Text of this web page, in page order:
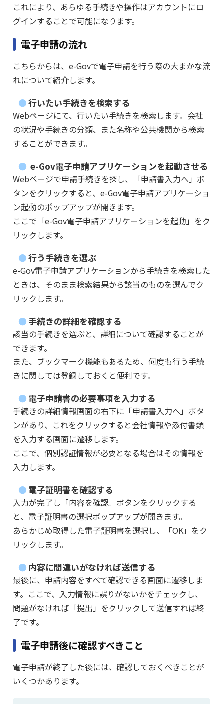
これにより、あらゆる手続きや操作はアカウントにロ
グインすることで可能になります。
電子申請の流れ
こちらからは、e-Govで電子申請を行う際の大まかな流
れについて紹介します。
行いたい手続きを検索する
Webページにて、行いたい手続きを検索します。会社
の状況や手続きの分類、また名称や公共機関から検索
することができます。
e-Gov電子申請アプリケーションを起動させる
Webページで申請手続きを探し、「申請書入力へ」ボ
タンをクリックすると、e-Gov電子申請アプリケーショ
ン起動のポップアップが開きます。
ここで「e-Gov電子申請アプリケーションを起動」をク
リックします。
行う手続きを選ぶ
e-Gov電子申請アプリケーションから手続きを検索した
ときは、そのまま検索結果から該当のものを選んでク
リックします。
手続きの詳細を確認する
該当の手続きを選ぶと、詳細について確認することが
できます。
また、ブックマーク機能もあるため、何度も行う手続
きに関しては登録しておくと便利です。
電子申請書の必要事項を入力する
手続きの詳細情報画面の右下に「申請書入力へ」ボタ
ンがあり、これをクリックすると会社情報や添付書類
を入力する画面に遷移します。
ここで、個別認証情報が必要となる場合はその情報を
入力します。
電子証明書を確認する
入力が完了し「内容を確認」ボタンをクリックする
と、電子証明書の選択ポップアップが開きます。
あらかじめ取得した電子証明書を選択し、「OK」をク
リックします。
内容に間違いがなければ送信する
最後に、申請内容をすべて確認できる画面に遷移しま
す。ここで、入力情報に誤りがないかをチェックし、
問題がなければ「提出」をクリックして送信すれば終
了です。
電子申請後に確認すべきこと
電子申請が終了した後には、確認しておくべきことが
いくつかあります。